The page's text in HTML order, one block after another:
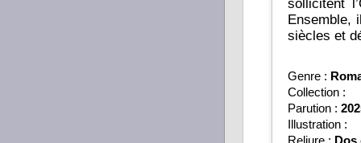
sollicitent
Ensemble,
siècles et
Genre :
Collection :
Parution :
Illustration :